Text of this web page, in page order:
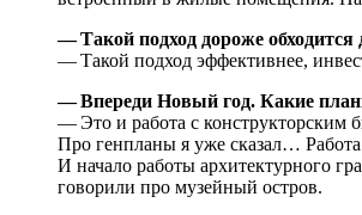
— Такой подход дороже
— Такой подход эффективнее,
— Впереди Новый год. Какие
— Это и работа с конструкторским
Про генпланы я уже сказал…
И начало работы архитектурного
говорили про музейный остров.